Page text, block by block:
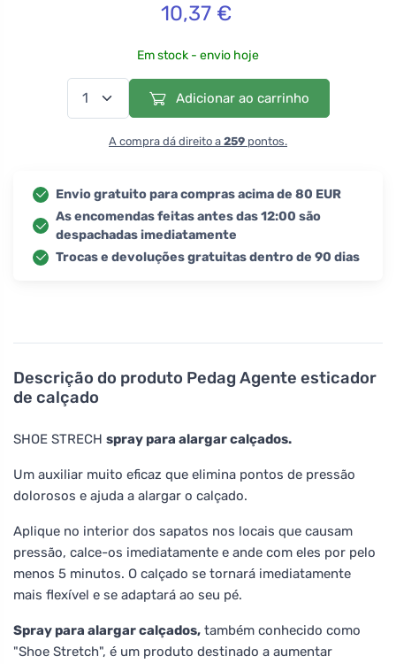
Descrição do produto Pedag Agente esticador
de calçado
SHOE STRECH spray para alargar calçados.
Um auxiliar muito eficaz que elimina pontos de pressão
dolorosos e ajuda a alargar o calçado.
Aplique no interior dos sapatos nos locais que causam
pressão, calce-os imediatamente e ande com eles por pelo
menos 5 minutos. O calçado se tornará imediatamente
mais flexível e se adaptará ao seu pé.
Spray para alargar calçados, também conhecido como
"Shoe Stretch", é um produto destinado a aumentar
10,37 €
Em stock - envio hoje
Adicionar ao carrinho
A compra dá direito a 259 pontos.
Envio gratuito para compras acima de 80 EUR
As encomendas feitas antes das 12:00 são
despachadas imediatamente
Trocas e devoluções gratuitas dentro de 90 dias